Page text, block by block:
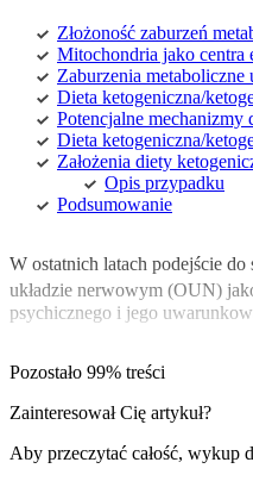
Złożoność zaburzeń
Mitochondria jako centra
Zaburzenia
Dieta ketogeniczna/
Potencjalne mechanizmy
Dieta ketogeniczna/
Założenia diety
Opis przypadku
Podsumowanie
W ostatnich latach podejście
układzie nerwowym (OUN)
psychicznego i jego
Pozostało 99% treści
Zainteresował Cię artykuł?
Aby przeczytać całość, wykup